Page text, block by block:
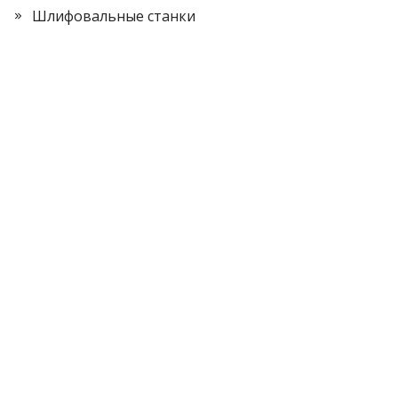
Шлифовальные станки